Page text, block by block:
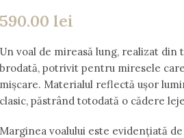
590.00 lei
Un voal de mireasă lung, realizat
brodată, potrivit pentru miresele
mișcare. Materialul reflectă ușor
clasic, păstrând totodată o cădere
Marginea voalului este evidențiată